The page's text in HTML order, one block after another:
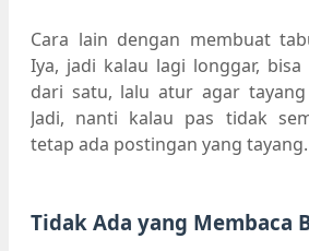
Cara lain dengan membuat
Iya, jadi kalau lagi longgar,
dari satu, lalu atur agar tayang
Jadi, nanti kalau pas tidak
tetap ada postingan yang tayang.
Tidak Ada yang Membaca